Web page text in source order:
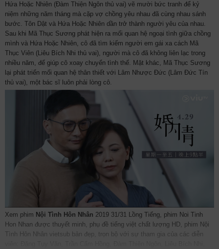
Hứa Hoặc Nhiên (Đàm Thiện Ngôn thủ vai) vẽ mười bức tranh để kỷ
niệm những năm tháng mà cặp vợ chồng yêu nhau đã cùng nhau sánh
bước. Tôn Dật và Hứa Hoặc Nhiên dần trở thành người yêu của nhau.
Sau khi Mã Thục Sương phát hiện ra mối quan hệ ngoại tình giữa chồng
mình và Hứa Hoặc Nhiên, cô đã tìm kiếm người em gái xa cách Mã
Thục Viên (Liêu Bích Nhi thủ vai), người mà cô đã không liên lạc trong
nhiều năm, để giúp cô xoay chuyển tình thế. Mặt khác, Mã Thục Sương
lại phát triển mối quan hệ thân thiết với Lâm Nhược Đức (Lâm Đức Tín
thủ vai), một bác sĩ luôn phải lòng cô.
Xem phim Nội Tình Hôn Nhân 2019 31/31 Lồng Tiếng, phim Noi Tinh
Hon Nhan được thuyết minh, phụ đề tiếng việt chất lượng HD, phim Nội
Tình Hôn Nhân vietsub bản đẹp, trọn bộ với sự tham gia của các diễn